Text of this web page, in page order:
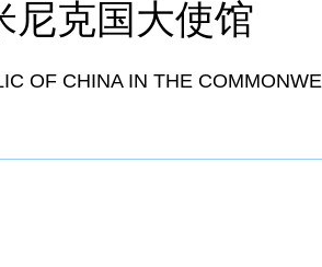
尼克国大使馆
OF CHINA IN THE